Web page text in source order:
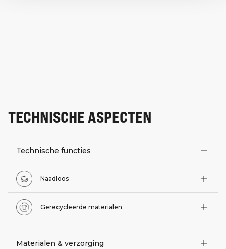
TECHNISCHE ASPECTEN
Technische functies
Naadloos
Gerecycleerde materialen
Materialen & verzorging